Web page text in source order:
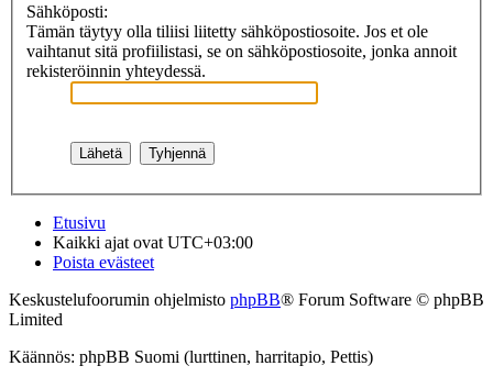
Sähköposti:
Tämän täytyy olla tiliisi liitetty sähköpostiosoite. Jos et ole
vaihtanut sitä profiilistasi, se on sähköpostiosoite, jonka annoit
rekisteröinnin yhteydessä.
Etusivu
Kaikki ajat ovat UTC+03:00
Poista evästeet
Keskustelufoorumin ohjelmisto phpBB® Forum Software © phpBB
Limited
Käännös: phpBB Suomi (lurttinen, harritapio, Pettis)